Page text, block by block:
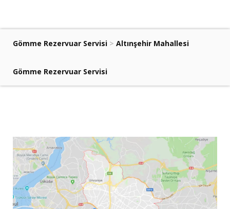
Gömme Rezervuar Servisi > Altınşehir Mahallesi
Gömme Rezervuar Servisi